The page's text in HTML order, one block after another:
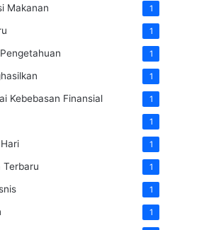
Makanan 1
1
1
1
Kebebasan Finansial 1
1
1
Terbaru 1
1
1